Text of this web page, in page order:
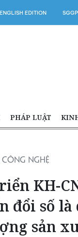
ENGLISH EDITION
PHÁP LUẬT
NGHỆ
KH-
đổi số
sản